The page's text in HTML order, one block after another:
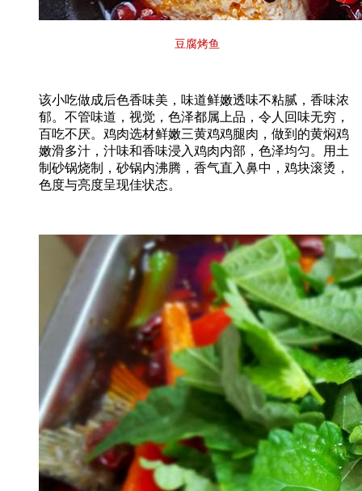
豆腐烤鱼
该小吃做成后色香味美，味道鲜嫩透味不粘腻，香味浓
郁。不管味道，视觉，色泽都属上品，令人回味无穷，
百吃不厌。鸡肉选材鲜嫩三黄鸡鸡腿肉，做到的黄焖鸡
嫩滑多汁，汁味和香味浸入鸡肉内部，色泽均匀。用土
制砂锅烧制，砂锅内沸腾，香气直入鼻中，鸡块滚烫，
色度与亮度呈现佳状态。